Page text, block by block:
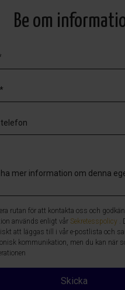
Be om
rutan för att kontakta oss och
används enligt vår Sekretesspolicy .
att läggas till i vår e-postlista och
kommunikation, men du kan när